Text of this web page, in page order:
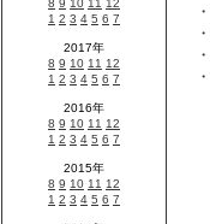
・
・
・
・